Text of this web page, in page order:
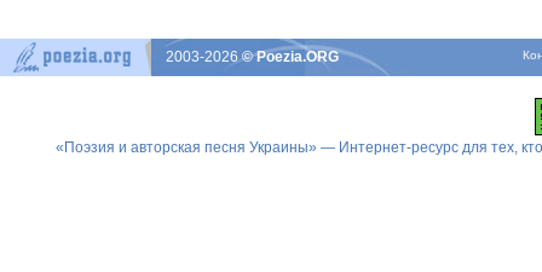
2003-2026© Poezia.ORG
«Поэзия и авторская песня Украины» — Интернет-ресурс для тех,